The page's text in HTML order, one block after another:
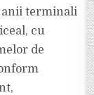
anii terminali
cu
de